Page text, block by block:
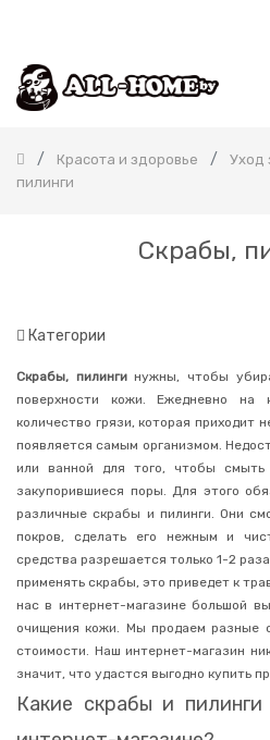
Красота и здоровье Уход
пилинги
Скрабы,
Категории
ТОВАРОВ
Бытовая
химия
Японская
косметика
Уход
полостью
рта
Товары
медицинского
назначения
Уход
за
волосами
Уход
телом
Дезодоранты
и
антиперспиранты
Мыло
Скрабы, пилингинужны, чтобы
поверхности кожи. Ежедневно на
количество грязи, которая приходит
появляется самым организмом.
или ванной для того, чтобы смыть
закупорившиеся поры. Для этого
различные скрабы и пилинги. Они
покров, сделать его нежным и
средства разрешается только 1-2
применять скрабы, это приведет к
нас в интернет-магазине большой
очищения кожи. Мы продаем разные
стоимости. Наш интернет-магазин
значит, что удастся выгодно купить
Какие скрабы и